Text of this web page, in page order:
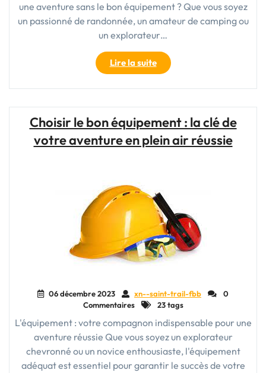
une aventure sans le bon équipement ? Que vous soyez
un passionné de randonnée, un amateur de camping ou
un explorateur…
Lire la suite"Le
Choix
du
La
Clé
en
Plein
Air"
Choisir le bon équipement : la clé de
votre aventure en plein air réussie
06 décembre 2023 xn--saint-trail-fbb
0
Commentaires
23 tags
L'équipement : votre compagnon indispensable pour une
aventure réussie Que vous soyez un explorateur
chevronné ou un novice enthousiaste, l'équipement
adéquat est essentiel pour garantir le succès de votre